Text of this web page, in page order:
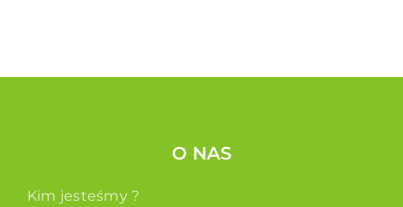
O NAS
Kim jesteśmy ?